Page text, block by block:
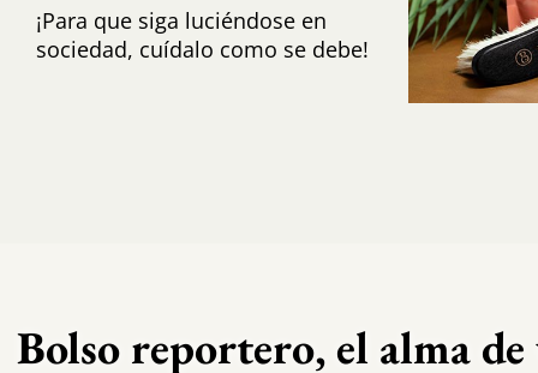
¡Para que siga luciéndose en
sociedad, cuídalo como se debe!
Bolso reportero, el alma